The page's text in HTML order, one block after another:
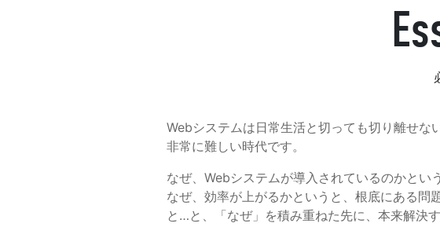
中核的労働要求事項に関する方針声明 SECURITY ACTIONの
コンテンツ制作
採用プロモーション
発
在
Webシステムは日常生活と切っても切り離せな
非常に難しい時代です。
なぜ、Webシステムが導入されているのかと
なぜ、効率が上がるかというと、根底にある
と…と、「なぜ」を積み重ねた先に、本来解決